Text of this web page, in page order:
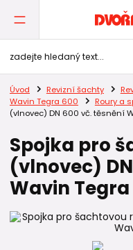
Úvod Revizní šachty
Wavin Tegra 600
Roury a
(vlnovec) DN 600 vč. těsnění
Spojka pro
(vlnovec)
Wavin